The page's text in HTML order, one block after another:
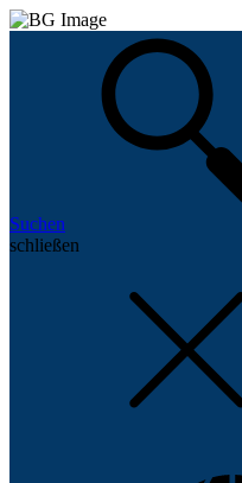
Suchen
schließen